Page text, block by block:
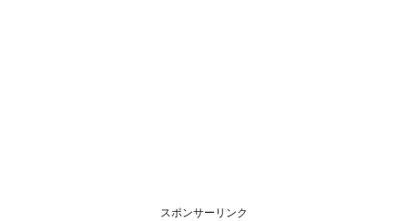
スポンサーリンク